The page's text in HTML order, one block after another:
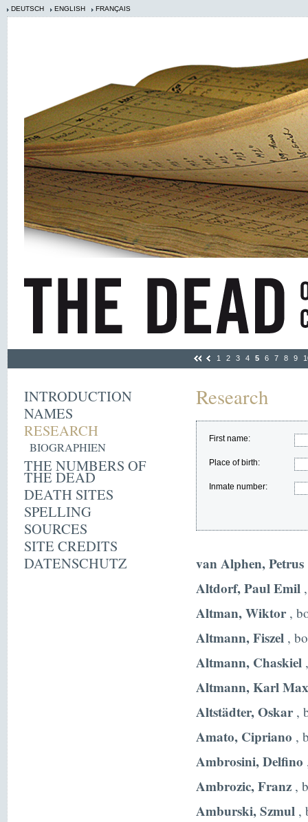
DEUTSCH ENGLISH FRANÇAIS
1 2 3 4 5 6 7 8 9
INTRODUCTION
NAMES
RESEARCH
BIOGRAPHIEN
THE NUMBERS OF
THE DEAD
DEATH SITES
SPELLING
SOURCES
SITE CREDITS
DATENSCHUTZ
Research
First name:
Place of birth:
Inmate number:
van Alphen, Petrus
Altdorf, Paul Emil
Altman, Wiktor,
Altmann, Fiszel ,
Altmann, Chaskiel
Altmann, Karl
Altstädter, Oskar,
Amato, Cipriano ,
Ambrosini, Delfino
Ambrozic, Franz ,
Amburski, Szmul ,